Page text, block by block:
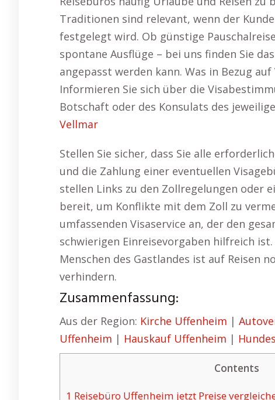
Traditionen sind relevant, wenn der
festgelegt wird. Ob günstige
spontane Ausflüge – bei uns finden Sie
angepasst werden kann. Was in Bezug
Informieren Sie sich über die
Botschaft oder des Konsulats des
Vellmar
Stellen Sie sicher, dass Sie alle
und die Zahlung einer eventuellen
stellen Links zu den Zollregelungen oder
bereit, um Konflikte mit dem Zoll zu
umfassenden Visaservice an, der den
schwierigen Einreisevorgaben hilfreich
Menschen des Gastlandes ist auf Reisen
verhindern.
Zusammenfassung:
Aus der Region: Kirche Uffenheim |
Uffenheim | Hauskauf Uffenheim |
Contents
1 Reisebüro Uffenheim jetzt Preise